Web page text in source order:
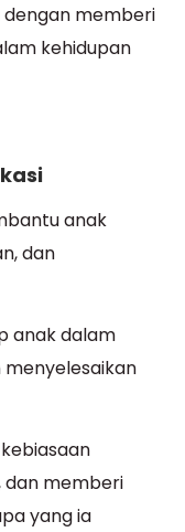
memberi
kehidupan
anak
dan
anak dalam
memberi
yang ia